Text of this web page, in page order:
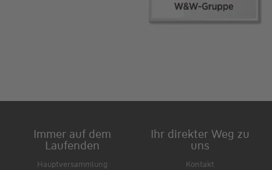
Immer auf dem
Laufenden
Hauptversammlung
Ihr direkter Weg zu
uns
Kontakt